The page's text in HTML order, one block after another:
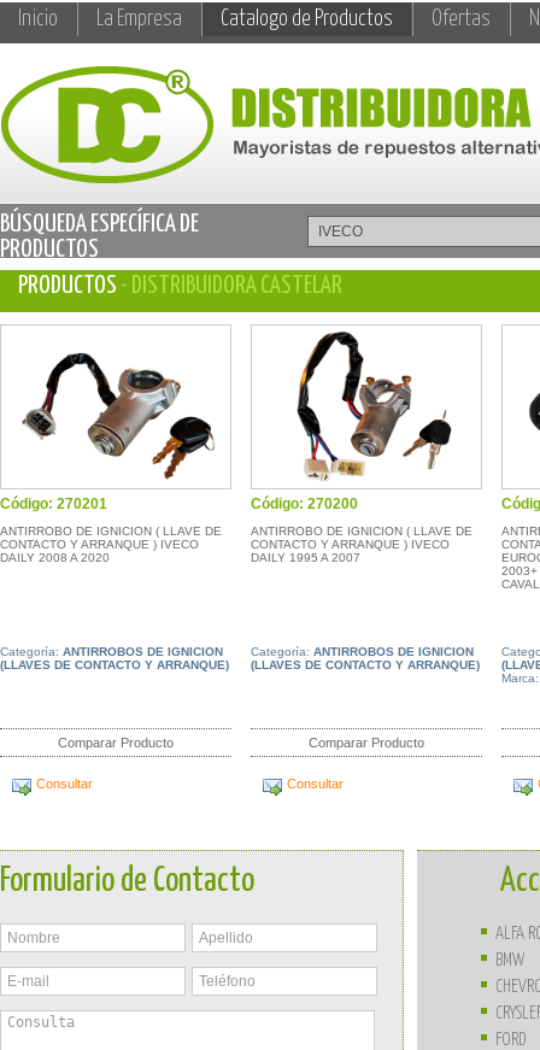
Inicio La Empresa Catalogo de Productos Ofertas
BÚSQUEDA ESPECÍFICA DE
PRODUCTOS
PRODUCTOS - DISTRIBUIDORA CASTELAR
Código: 270201
ANTIRROBO DE IGNICION ( LLAVE DE
CONTACTO Y ARRANQUE ) IVECO
DAILY 2008 A 2020
Categoría: ANTIRROBOS DE IGNICION
(LLAVES DE CONTACTO Y ARRANQUE)
Comparar Producto
Consultar
Código: 270200
ANTIRROBO DE IGNICION ( LLAVE DE
CONTACTO Y ARRANQUE ) IVECO
DAILY 1995 A 2007
Categoría: ANTIRROBOS DE IGNICION
(LLAVES DE CONTACTO Y ARRANQUE)
Comparar Producto
Consultar
2003+
Formulario de Contacto
ALFA
BMW
FORD